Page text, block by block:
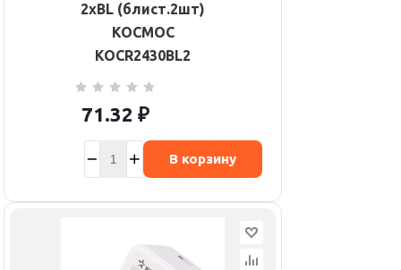
2хBL (блист.2шт)
КОСМОС
KOCR2430BL2
71.32 ₽
В корзину